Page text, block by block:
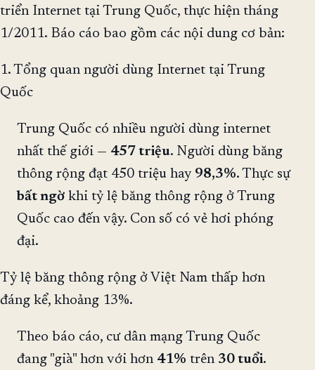
triển Internet tại Trung Quốc, thực hiện tháng
1/2011. Báo cáo bao gồm các nội dung cơ bản:
1. Tổng quan người dùng Internet tại Trung
Quốc
Trung Quốc có nhiều người dùng internet
nhất thế giới — 457 triệu. Người dùng băng
thông rộng đạt 450 triệu hay 98,3%. Thực sự
bất ngờ khi tỷ lệ băng thông rộng ở Trung
Quốc cao đến vậy. Con số có vẻ hơi phóng
đại.
Tỷ lệ băng thông rộng ở Việt Nam thấp hơn
đáng kể, khoảng 13%.
Theo báo cáo, cư dân mạng Trung Quốc
đang "già" hơn với hơn 41% trên 30 tuổi.